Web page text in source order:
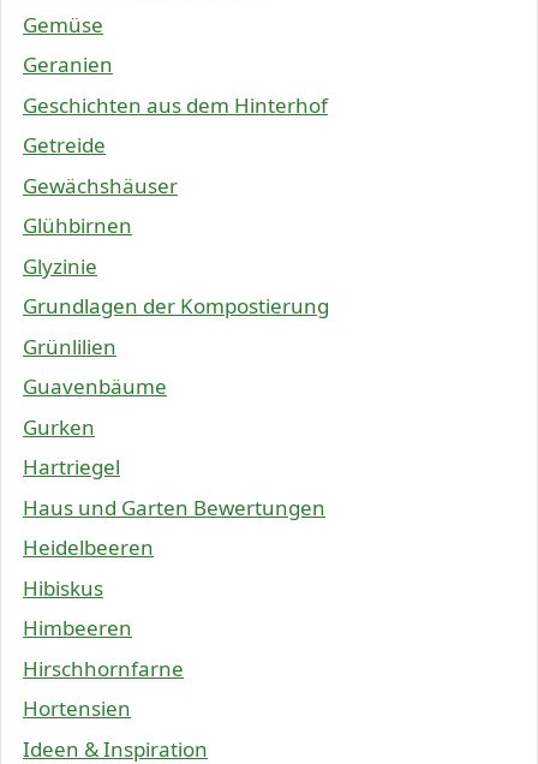
Gemüse
Geranien
Geschichten aus dem Hinterhof
Getreide
Gewächshäuser
Glühbirnen
Glyzinie
Grundlagen der Kompostierung
Grünlilien
Guavenbäume
Gurken
Hartriegel
Haus und Garten Bewertungen
Heidelbeeren
Hibiskus
Himbeeren
Hirschhornfarne
Hortensien
Ideen & Inspiration